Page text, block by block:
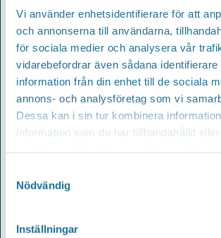
Vi använder enhetsidentifierare för att
och annonserna till användarna,
för sociala medier och analysera vår
vidarebefordrar även sådana identifierare
information från din enhet till de sociala
annons- och analysföretag som vi
Dessa kan i sin tur kombinera
information som du har tillhandahållit
Nödvändig
Inställningar
Lägg till i kalender